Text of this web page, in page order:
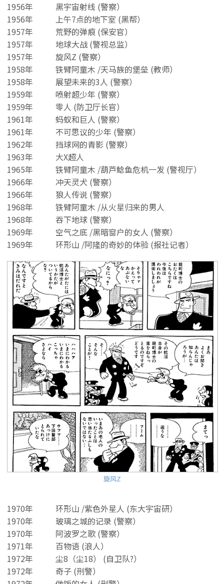
1956年
黑宇宙射线 (警察）
1956年
上午7点的地下室 (黑帮）
1957年
荒野的弹痕 (保安官）
1957年
地球大战 (警视总监）
1957年
旋风Z (警察）
1958年
铁臂阿童木 /天马族的堡垒 (教师）
1958年
展望未来的3人 (警察）
1959年
喷射超少年 (警察）
1959年
零人 (防卫厅长官）
1961年
蚂蚁和巨人 (警察）
1961年
不可思议的少年 (警察）
1962年
挡球网的青影 (警察）
1963年
大X超人
1965年
铁臂阿童木 /葫芦鲶鱼危机一发 (警视厅）
1966年
冲天灵犬 (警察）
1966年
狼人传说 (警察）
1968年
铁臂阿童木 /从火星归来的男人
1968年
吞下地球 (警察）
1969年
空气之底 /黑暗窗户的女人 (警察）
1969年
环形山 /阿隆的奇妙的体验 (报社记者）
旋风Z
1970年
环形山 /紫色外星人 (东大宇宙研）
1970年
玻璃之城的记录 (警察）
1970年
阿波罗之歌 (警察）
1971年
百物语 (浪人）
1972年
尘8（尘18） (自卫队?）
1972年
奇子 (刑警）